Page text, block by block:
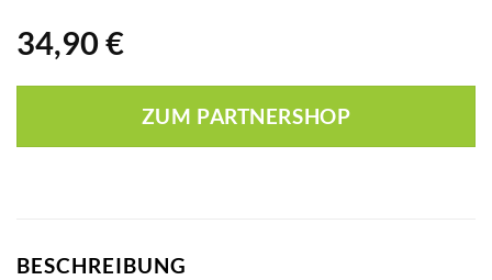
34,90 €
ZUM PARTNERSHOP
BESCHREIBUNG